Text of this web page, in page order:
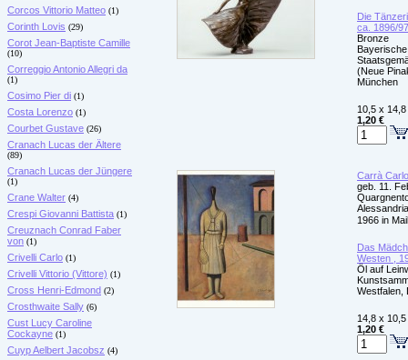
Corcos Vittorio Matteo (1)
Corinth Lovis (29)
Corot Jean-Baptiste Camille
(10)
Correggio Antonio Allegri da
(1)
Cosimo Pier di (1)
Costa Lorenzo (1)
Courbet Gustave (26)
Cranach Lucas der Ältere
(89)
Cranach Lucas der Jüngere
(1)
Crane Walter (4)
Crespi Giovanni Battista (1)
Creuznach Conrad Faber
von (1)
Crivelli Carlo (1)
Crivelli Vittorio (Vittore) (1)
Cross Henri-Edmond (2)
Crosthwaite Sally (6)
Cust Lucy Caroline
Cockayne (1)
Cuyp Aelbert Jacobsz (4)
Die
ca. 1896/97
Bronze
Bayerische
(Neue
München
10,5 x 14,8
1,20 €
Carrà Carlo
geb. 11.
1966 in
Das
Westen ,
Öl auf
Westfalen,
14,8 x 10,5
1,20 €